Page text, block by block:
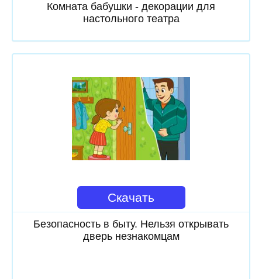
Комната бабушки - декорации для
настольного театра
Скачать
Безопасность в быту. Нельзя открывать
дверь незнакомцам